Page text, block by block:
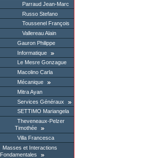
Parraud Jean-Marc
Russo Stefano
Toussenel François
Vallereau Alain
Gauron Philippe
Informatique
Le Mesre Gonzague
Macolino Carla
Mécanique
Mitra Ayan
Services Généraux
SETTIMO Mariangela
Theveneaux-Pelzer
Timothée
Villa Francesca
Masses et Interactions
Fondamentales